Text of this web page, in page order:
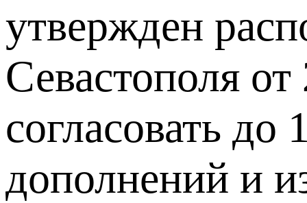
утвержден
Севастополя
согласовать
дополнений и